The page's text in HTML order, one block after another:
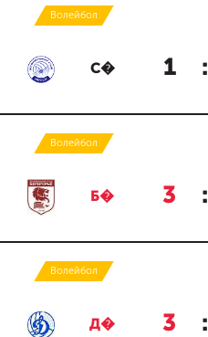
Волейбол
С� 1 :
Волейбол
Б� 3 :
Волейбол
Д� 3 :